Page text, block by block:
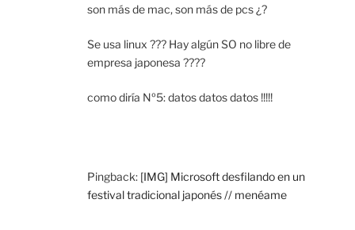
son más de mac, son más de pcs ¿?
Se usa linux ??? Hay algún SO no libre de
empresa japonesa ????
como diría Nº5: datos datos datos !!!!!
Pingback: [IMG] Microsoft desfilando en un
festival tradicional japonés // menéame